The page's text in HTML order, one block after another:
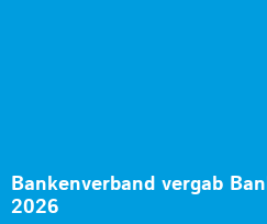
Bankenverband vergab
2026